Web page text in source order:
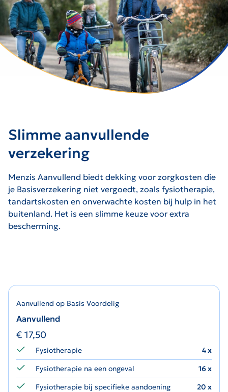
Slimme aanvullende
verzekering
Menzis Aanvullend biedt dekking voor zorgkosten die
je Basisverzekering niet vergoedt, zoals fysiotherapie,
tandartskosten en onverwachte kosten bij hulp in het
buitenland. Het is een slimme keuze voor extra
bescherming.
Aanvullend op Basis Voordelig
Aanvullend
€ 17,50
Fysiotherapie
4 x
Fysiotherapie na een ongeval
16 x
Fysiotherapie bij specifieke aandoening
20 x